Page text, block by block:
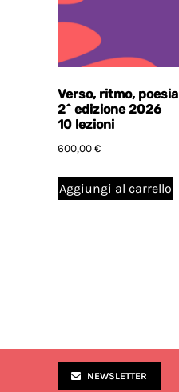
Verso, ritmo, poesia
2^ edizione 2026
10 lezioni
600,00€
Aggiungi al carrello
NEWSLETTER